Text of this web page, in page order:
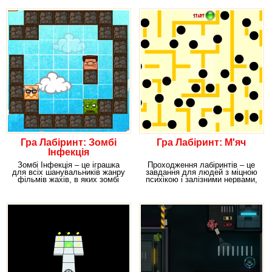
Гра Лабіринт: Зомбі
Інфекція
Зомбі Інфекція – це іграшка
для всіх шанувальників жанру
фільмів жахів, в яких зомбі
Гра Лабіринт: М'яч
Проходження лабіринтів – це
завдання для людей з міцною
психікою і залізними нервами,